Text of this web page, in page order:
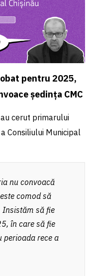
pentru 2025,
ședința CMC
cerut primarului
Consiliului Municipal
nu convoacă
comod să
Insistăm să fie
în care să fie
perioada rece a